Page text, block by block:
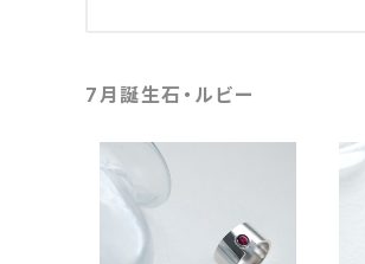
7月誕生石・ルビー